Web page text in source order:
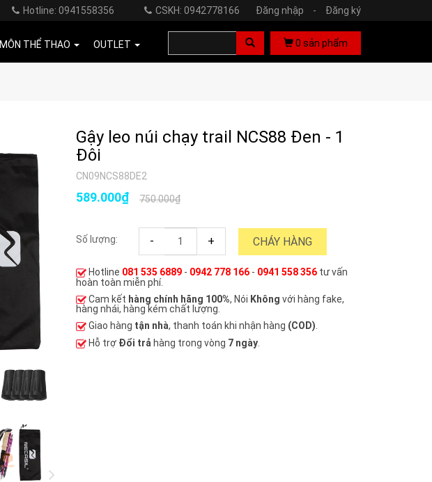
Hotline: 0941558356 CSKH: 0942778166 Đăng nhập - Đăng ký
MÔN THỂ THAO OUTLET 0 sản phẩm
Gậy leo núi chạy trail NCS88 Đen - 1
Đôi
CN09NCS88DE2
750.000₫
589.000₫
Số lượng: - + CHÁY HÀNG
Hotline 081 535 6889 - 0942 778 166 - 0941 558 356 tư vấn
hoàn toàn miễn phí.
Cam kết hàng chính hãng 100%, Nói Không với hàng fake,
hàng nhái, hàng kém chất lượng.
Giao hàng tận nhà, thanh toán khi nhận hàng (COD).
Hỗ trợ Đổi trả hàng trong vòng 7 ngày